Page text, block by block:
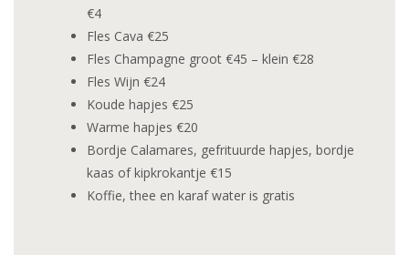
€4
Fles Cava €25
Fles Champagne groot €45 – klein €28
Fles Wijn €24
Koude hapjes €25
Warme hapjes €20
Bordje Calamares, gefrituurde hapjes, bordje
kaas of kipkrokantje €15
Koffie, thee en karaf water is gratis